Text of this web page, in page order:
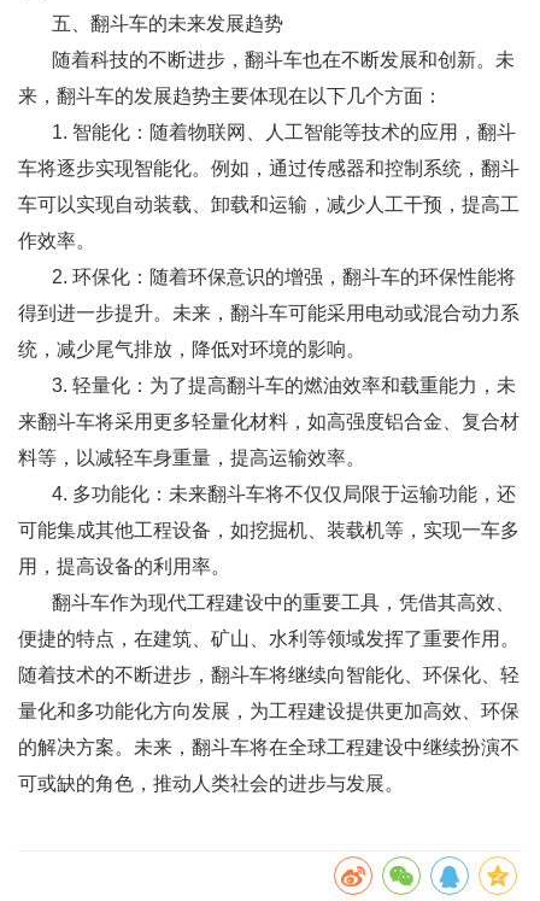
五、翻斗车的未来发展趋势
随着科技的不断进步，翻斗车也在不断发展和创新。未
来，翻斗车的发展趋势主要体现在以下几个方面：
1. 智能化：随着物联网、人工智能等技术的应用，翻斗
车将逐步实现智能化。例如，通过传感器和控制系统，翻斗
车可以实现自动装载、卸载和运输，减少人工干预，提高工
作效率。
2. 环保化：随着环保意识的增强，翻斗车的环保性能将
得到进一步提升。未来，翻斗车可能采用电动或混合动力系
统，减少尾气排放，降低对环境的影响。
3. 轻量化：为了提高翻斗车的燃油效率和载重能力，未
来翻斗车将采用更多轻量化材料，如高强度铝合金、复合材
料等，以减轻车身重量，提高运输效率。
4. 多功能化：未来翻斗车将不仅仅局限于运输功能，还
可能集成其他工程设备，如挖掘机、装载机等，实现一车多
用，提高设备的利用率。
翻斗车作为现代工程建设中的重要工具，凭借其高效、
便捷的特点，在建筑、矿山、水利等领域发挥了重要作用。
随着技术的不断进步，翻斗车将继续向智能化、环保化、轻
量化和多功能化方向发展，为工程建设提供更加高效、环保
的解决方案。未来，翻斗车将在全球工程建设中继续扮演不
可或缺的角色，推动人类社会的进步与发展。